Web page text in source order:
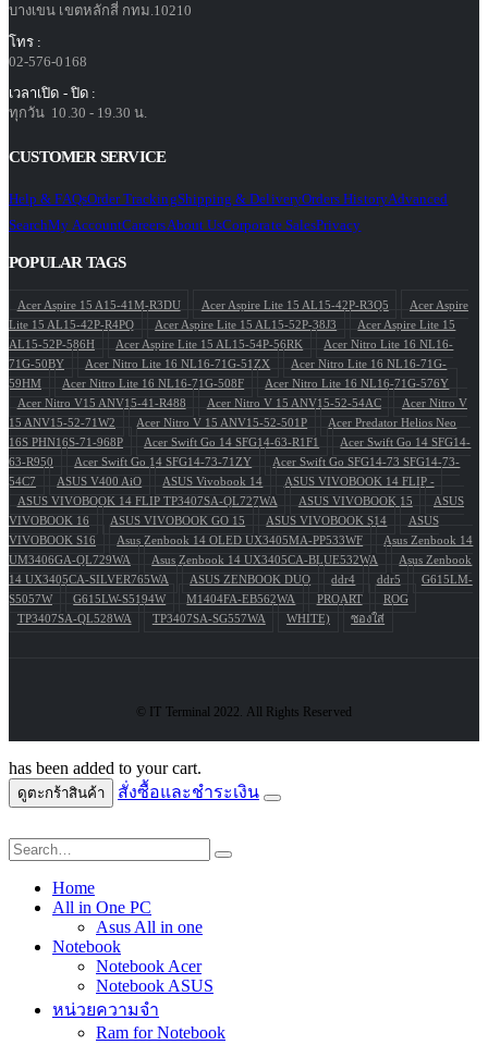
บางเขน เขตหลักสี่ กทม.10210
โทร :
02-576-0168
เวลาเปิด - ปิด :
ทุกวัน 10.30 - 19.30 น.
CUSTOMER SERVICE
Help & FAQsOrder TrackingShipping & DeliveryOrders HistoryAdvanced
SearchMy AccountCareersAbout UsCorporate SalesPrivacy
POPULAR TAGS
Acer Aspire 15 A15-41M-R3DU Acer Aspire Lite 15 AL15-42P-R3Q5
Acer Aspire
Lite 15 AL15-42P-R4PQ
Acer Aspire Lite 15 AL15-52P-38J3
Acer Aspire Lite 15
AL15-52P-586H
Acer Aspire Lite 15 AL15-54P-56RK
Acer Nitro Lite 16 NL16-
71G-50BY
Acer Nitro Lite 16 NL16-71G-51ZX
Acer Nitro Lite 16 NL16-71G-
59HM
Acer Nitro Lite 16 NL16-71G-508F
Acer Nitro Lite 16 NL16-71G-576Y
Acer Nitro V15 ANV15-41-R488
Acer Nitro V 15 ANV15-52-54AC
Acer Nitro V
15 ANV15-52-71W2
Acer Nitro V 15 ANV15-52-501P
Acer Predator Helios Neo
16S PHN16S-71-968P
Acer Swift Go 14 SFG14-63-R1F1
Acer Swift Go 14 SFG14-
63-R950
Acer Swift Go 14 SFG14-73-71ZY
Acer Swift Go SFG14-73 SFG14-73-
54C7
ASUS V400 AiO ASUS Vivobook 14
ASUS VIVOBOOK 14 FLIP -
ASUS VIVOBOOK 14 FLIP TP3407SA-QL727WA
ASUS VIVOBOOK 15
ASUS
VIVOBOOK 16
ASUS VIVOBOOK GO 15 ASUS VIVOBOOK S14
ASUS
VIVOBOOK S16
Asus Zenbook 14 OLED UX3405MA-PP533WF
Asus Zenbook 14
UM3406GA-QL729WA
Asus Zenbook 14 UX3405CA-BLUE532WA
Asus Zenbook
14 UX3405CA-SILVER765WA
ASUS ZENBOOK DUO ddr4 ddr5
G615LM-
S5057W
G615LW-S5194W M1404FA-EB562WA PROART
ROG
TP3407SA-QL528WA
TP3407SA-SG557WA WHITE) ซองใส่
© IT Terminal 2022. All Rights Reserved
has been added to your cart.
ดูตะกร้าสินค้า สั่งซื้อและชำระเงิน
Home
All in One PC
Asus All in one
Notebook
Notebook Acer
Notebook ASUS
หน่วยความจำ
Ram for Notebook